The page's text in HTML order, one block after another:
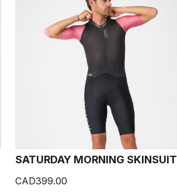
SATURDAY MORNING SKINSUIT
CAD399.00